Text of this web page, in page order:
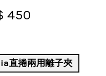
450
直捲兩用離子夾